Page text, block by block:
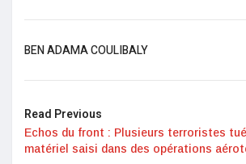
BEN ADAMA COULIBALY
Read Previous
Echos du front : Plusieurs terroristes
matériel saisi dans des opérations